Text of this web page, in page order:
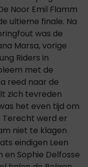
Noor Emil Flamm
ultieme finale. Na
was de
Marsa, vorige
Riders in
met de
reed naar de
zich tevreden
het even tijd om
Terecht werd er
niet te klagen
eindigen Leen
en Sophie Delfosse